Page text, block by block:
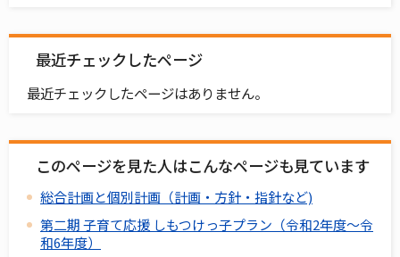
最近チェックしたページ
最近チェックしたページはありません。
このページを見た人はこんなページも見ています
総合計画と個別計画（計画・方針・指針など)
第二期 子育て応援 しもつけっ子プラン（令和2年度～令
和6年度）